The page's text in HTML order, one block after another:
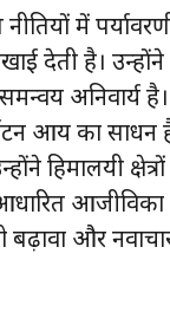
में
देती है।
अनिवार्य है।
आय का साधन
हिमालयी
और